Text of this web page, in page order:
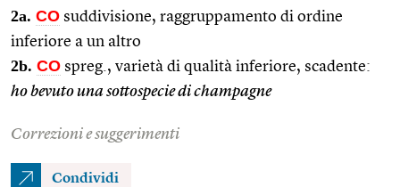
2a. CO suddivisione, raggruppamento di ordine
inferiore a un altro
2b. CO spreg., varietà di qualità inferiore, scadente:
ho bevuto una sottospecie di champagne
Correzioni e suggerimenti
Condividi